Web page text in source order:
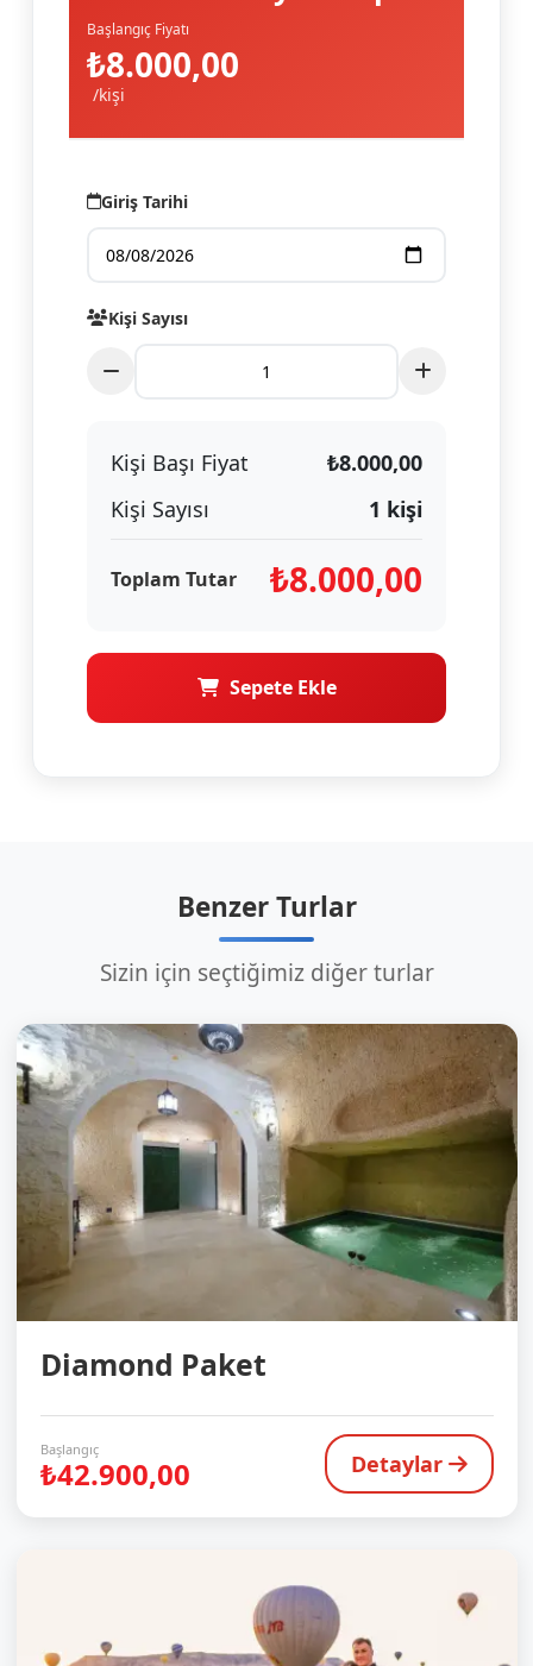
Başlangıç Fiyatı
₺8.000,00
/kişi
Giriş Tarihi
Kişi Sayısı
Kişi Başı Fiyat ₺8.000,00
Kişi Sayısı
1 kişi
Toplam Tutar ₺8.000,00
Sepete Ekle
Benzer Turlar
Sizin için seçtiğimiz diğer turlar
Diamond Paket
Başlangıç
₺42.900,00 Detaylar